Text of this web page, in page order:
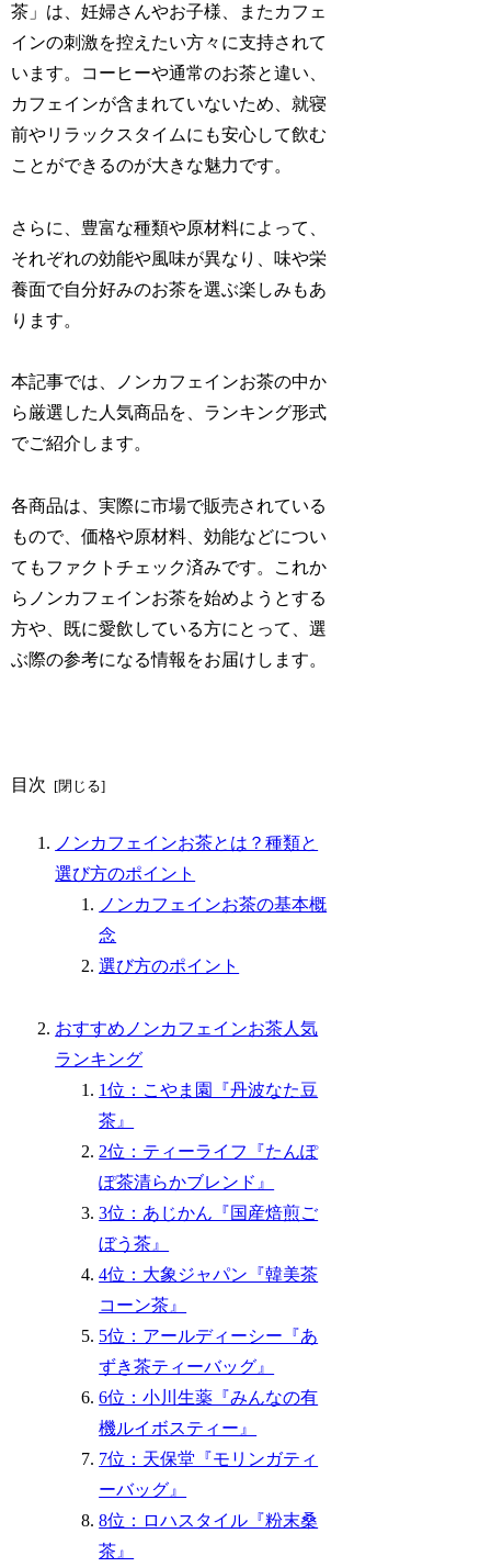
茶」は、妊婦さんやお子様、またカフェ
インの刺激を控えたい方々に支持されて
います。コーヒーや通常のお茶と違い、
カフェインが含まれていないため、就寝
前やリラックスタイムにも安心して飲む
ことができるのが大きな魅力です。
さらに、豊富な種類や原材料によって、
それぞれの効能や風味が異なり、味や栄
養面で自分好みのお茶を選ぶ楽しみもあ
ります。
本記事では、ノンカフェインお茶の中か
ら厳選した人気商品を、ランキング形式
でご紹介します。
各商品は、実際に市場で販売されている
もので、価格や原材料、効能などについ
てもファクトチェック済みです。これか
らノンカフェインお茶を始めようとする
方や、既に愛飲している方にとって、選
ぶ際の参考になる情報をお届けします。
目次
ノンカフェインお茶とは？種類と
選び方のポイント
ノンカフェインお茶の基本概
念
選び方のポイント
おすすめノンカフェインお茶人気
ランキング
1位：こやま園『丹波なた豆
茶』
2位：ティーライフ『たんぽ
ぽ茶清らかブレンド』
3位：あじかん『国産焙煎ご
ぼう茶』
4位：大象ジャパン『韓美茶
コーン茶』
5位：アールディーシー『あ
ずき茶ティーバッグ』
6位：小川生薬『みんなの有
機ルイボスティー』
7位：天保堂『モリンガティ
ーバッグ』
8位：ロハスタイル『粉末桑
茶』